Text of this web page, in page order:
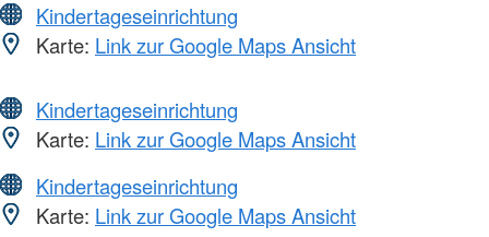
Kindertageseinrichtung
Karte: Link zur Google Maps Ansicht
Kindertageseinrichtung
Karte: Link zur Google Maps Ansicht
Kindertageseinrichtung
Karte: Link zur Google Maps Ansicht